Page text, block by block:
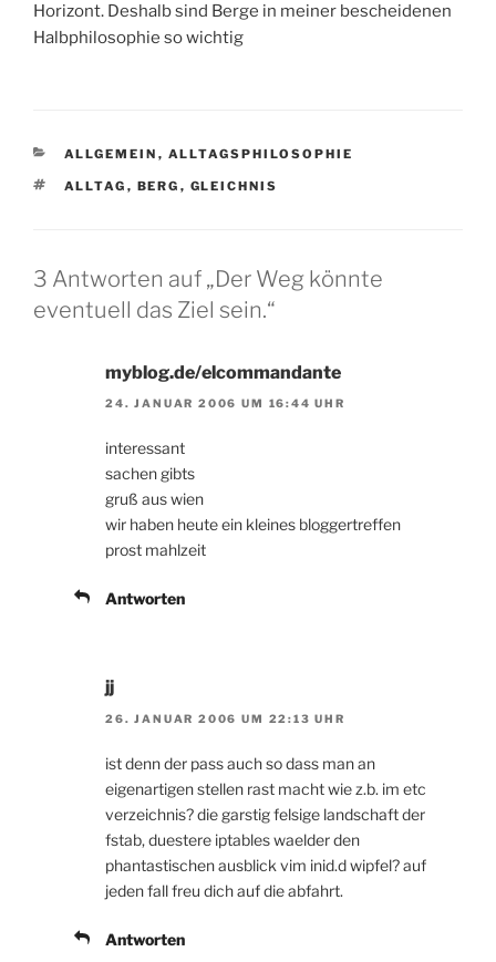
Horizont. Deshalb sind Berge in meiner bescheidenen
Halbphilosophie so wichtig
KATEGORIEN
ALLGEMEIN , ALLTAGSPHILOSOPHIE
SCHLAGWÖRTER
ALLTAG , BERG , GLEICHNIS
3 Antworten auf „Der Weg könnte
eventuell das Ziel sein.“
myblog.de/elcommandante
24. JANUAR 2006 UM 16:44 UHR
interessant
sachen gibts
gruß aus wien
wir haben heute ein kleines bloggertreffen
prost mahlzeit
Antworten
jj
26. JANUAR 2006 UM 22:13 UHR
ist denn der pass auch so dass man an
eigenartigen stellen rast macht wie z.b. im etc
verzeichnis? die garstig felsige landschaft der
fstab, duestere iptables waelder den
phantastischen ausblick vim inid.d wipfel? auf
jeden fall freu dich auf die abfahrt.
Antworten